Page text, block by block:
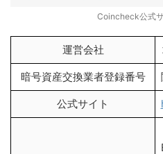
Coincheck公式
運営会社
暗号資産交換業者登録番号
公式サイト